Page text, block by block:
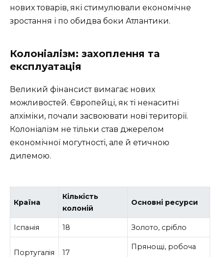
нових товарів, які стимулювали економічне
зростання і по обидва боки Атлантики.
Колоніалізм: захоплення та
експлуатація
Великий фінансист вимагає нових
можливостей. Європейці, як ті ненаситні
алхіміки, почали засвоювати нові території.
Колоніалізм не тільки став джерелом
економічної могутності, але й етичною
дилемою.
Країна
Кількість
колоній
Основні ресурси
Іспанія 18 Золото, срібло
Португалія 17
Прянощі, робоча